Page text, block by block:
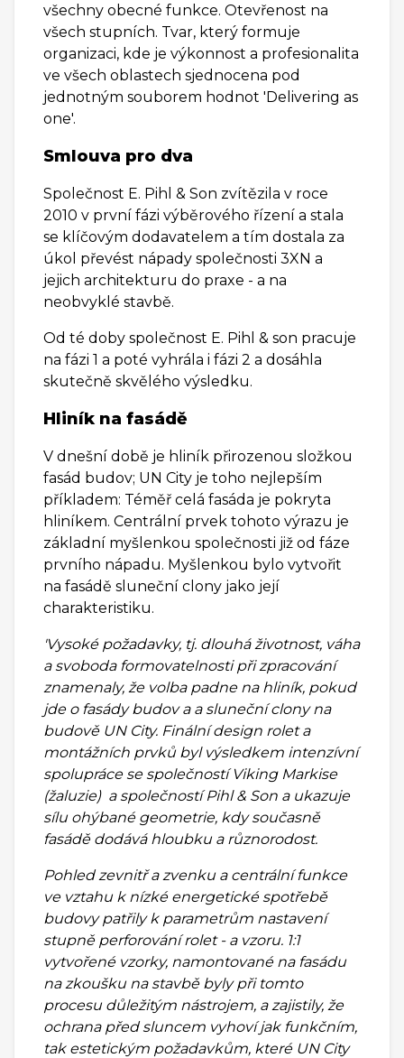
všechny obecné funkce. Otevřenost na
všech stupních. Tvar, který formuje
organizaci, kde je výkonnost a profesionalita
ve všech oblastech sjednocena pod
jednotným souborem hodnot 'Delivering as
one'.
Smlouva pro dva
Společnost E. Pihl & Son zvítězila v roce
2010 v první fázi výběrového řízení a stala
se klíčovým dodavatelem a tím dostala za
úkol převést nápady společnosti 3XN a
jejich architekturu do praxe - a na
neobvyklé stavbě.
Od té doby společnost E. Pihl & son pracuje
na fázi 1 a poté vyhrála i fázi 2 a dosáhla
skutečně skvělého výsledku.
Hliník na fasádě
V dnešní době je hliník přirozenou složkou
fasád budov; UN City je toho nejlepším
příkladem: Téměř celá fasáda je pokryta
hliníkem. Centrální prvek tohoto výrazu je
základní myšlenkou společnosti již od fáze
prvního nápadu. Myšlenkou bylo vytvořit
na fasádě sluneční clony jako její
charakteristiku.
'Vysoké požadavky, tj. dlouhá životnost, váha
a svoboda formovatelnosti při zpracování
znamenaly, že volba padne na hliník, pokud
jde o fasády budov a a sluneční clony na
budově UN City. Finální design rolet a
montážních prvků byl výsledkem intenzívní
spolupráce se společností Viking Markise
(žaluzie) a společností Pihl & Son a ukazuje
sílu ohýbané geometrie, kdy současně
fasádě dodává hloubku a různorodost.
Pohled zevnitř a zvenku a centrální funkce
ve vztahu k nízké energetické spotřebě
budovy patřily k parametrům nastavení
stupně perforování rolet - a vzoru. 1:1
vytvořené vzorky, namontované na fasádu
na zkoušku na stavbě byly při tomto
procesu důležitým nástrojem, a zajistily, že
ochrana před sluncem vyhoví jak funkčním,
tak estetickým požadavkům, které UN City